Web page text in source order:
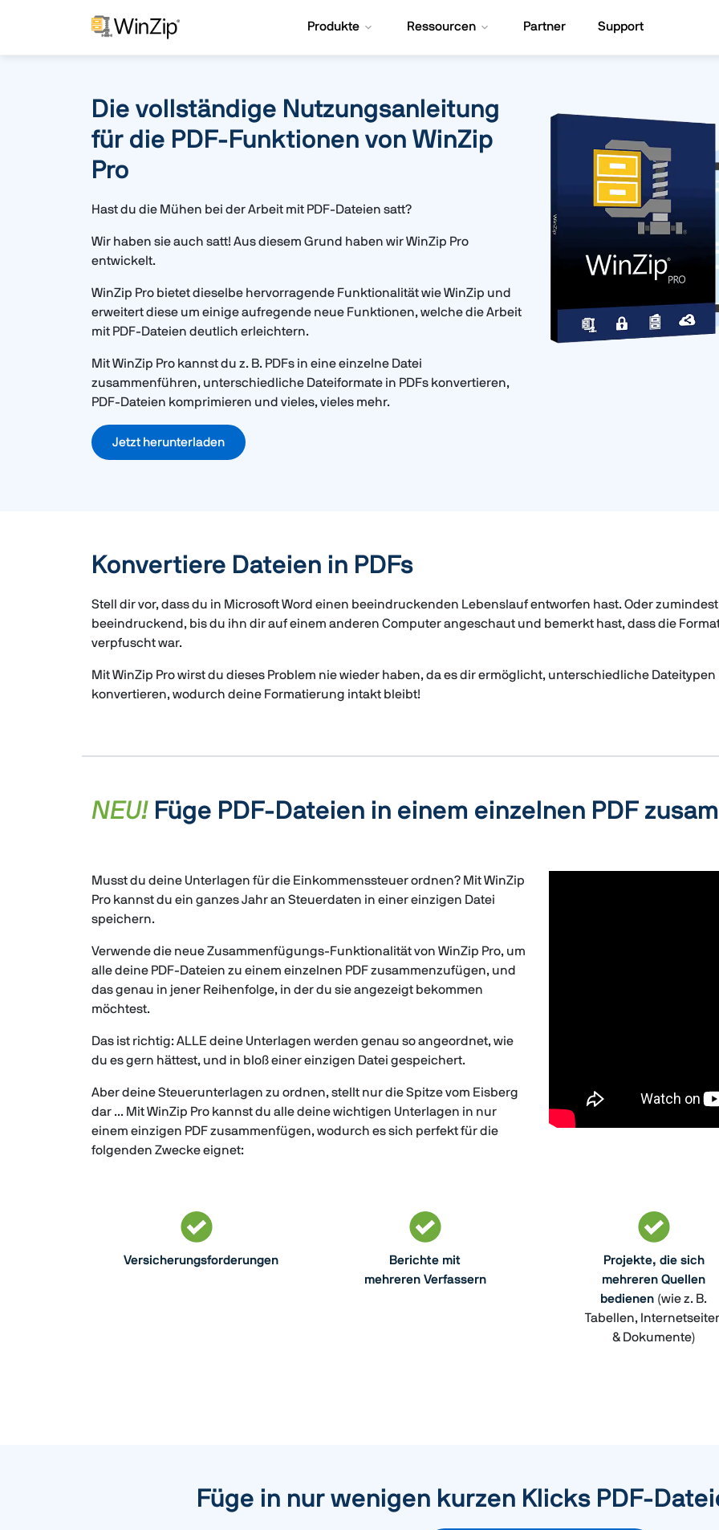
Produkte Ressourcen Partner Support
Die vollständige Nutzungsanleitung
für die PDF-Funktionen von WinZip
Pro
Hast du die Mühen bei der Arbeit mit PDF-Dateien satt?
Wir haben sie auch satt! Aus diesem Grund haben wir WinZip Pro
entwickelt.
WinZip Pro bietet dieselbe hervorragende Funktionalität wie WinZip und
erweitert diese um einige aufregende neue Funktionen, welche die Arbeit
mit PDF-Dateien deutlich erleichtern.
Mit WinZip Pro kannst du z. B. PDFs in eine einzelne Datei
zusammenführen, unterschiedliche Dateiformate in PDFs konvertieren,
PDF-Dateien komprimieren und vieles, vieles mehr.
Jetzt herunterladen
Konvertiere Dateien in PDFs
Stell dir vor, dass du in Microsoft Word einen beeindruckenden Lebenslauf entworfen hast. Oder
beeindruckend, bis du ihn dir auf einem anderen Computer angeschaut und bemerkt hast, dass die
verpfuscht war.
Mit WinZip Pro wirst du dieses Problem nie wieder haben, da es dir ermöglicht, unterschiedliche Dateitypen
konvertieren, wodurch deine Formatierung intakt bleibt!
NEU! Füge PDF-Dateien in einem einzelnen PDF
Musst du deine Unterlagen für die Einkommenssteuer ordnen? Mit WinZip
Pro kannst du ein ganzes Jahr an Steuerdaten in einer einzigen Datei
speichern.
Verwende die neue Zusammenfügungs-Funktionalität von WinZip Pro, um
alle deine PDF-Dateien zu einem einzelnen PDF zusammenzufügen, und
das genau in jener Reihenfolge, in der du sie angezeigt bekommen
möchtest.
Das ist richtig: ALLE deine Unterlagen werden genau so angeordnet, wie
du es gern hättest, und in bloß einer einzigen Datei gespeichert.
Aber deine Steuerunterlagen zu ordnen, stellt nur die Spitze vom Eisberg
dar ... Mit WinZip Pro kannst du alle deine wichtigen Unterlagen in nur
einem einzigen PDF zusammenfügen, wodurch es sich perfekt für die
folgenden Zwecke eignet:
Versicherungsforderungen
Berichte mit
mehreren Verfassern
Projekte, die sich
mehreren Quellen
bedienen (wie z. B.
Tabellen,
& Dokumente)
Füge in nur wenigen kurzen Klicks PDF-